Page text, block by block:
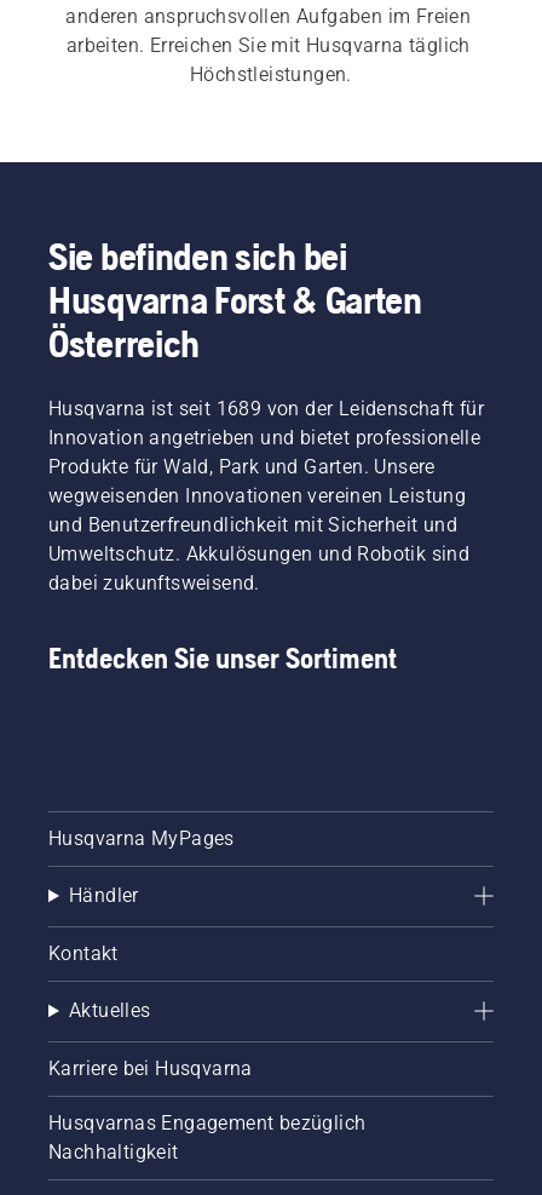
anderen anspruchsvollen Aufgaben im Freien
arbeiten. Erreichen Sie mit Husqvarna täglich
Höchstleistungen.
Sie befinden sich bei
Husqvarna Forst & Garten
Österreich
Husqvarna ist seit 1689 von der Leidenschaft für
Innovation angetrieben und bietet professionelle
Produkte für Wald, Park und Garten. Unsere
wegweisenden Innovationen vereinen Leistung
und Benutzerfreundlichkeit mit Sicherheit und
Umweltschutz. Akkulösungen und Robotik sind
dabei zukunftsweisend.
Entdecken Sie unser Sortiment
Husqvarna MyPages
Händler
Kontakt
Aktuelles
Karriere bei Husqvarna
Husqvarnas Engagement bezüglich
Nachhaltigkeit